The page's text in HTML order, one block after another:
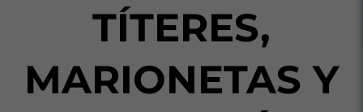
TÍTERES,
MARIONETAS Y